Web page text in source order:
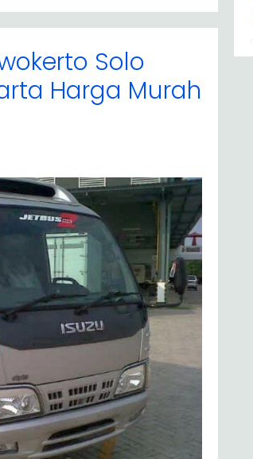
Solo
Harga Murah